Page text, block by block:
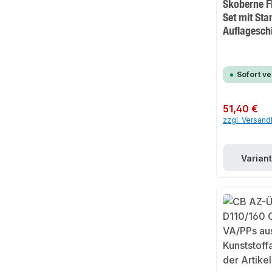
Skoberne
Set mit
Sofort
Regulärer Preis:
51,40 €
zzgl.